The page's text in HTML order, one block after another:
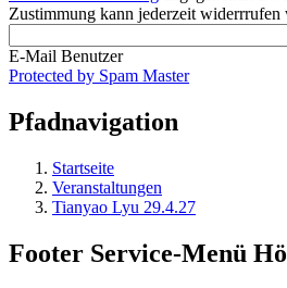
Zustimmung kann jederzeit widerrrufen
E-Mail Benutzer
Protected by Spam Master
Pfadnavigation
Startseite
Veranstaltungen
Tianyao Lyu 29.4.27
Footer Service-Menü